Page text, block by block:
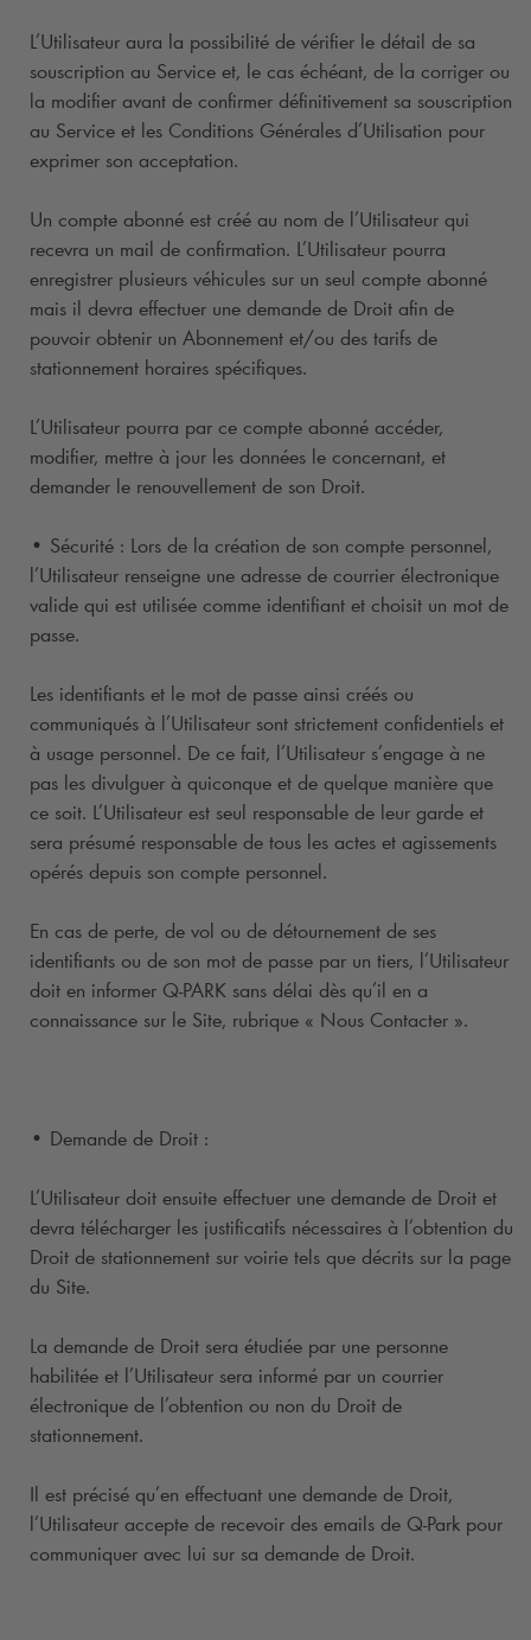
L’Utilisateur aura la possibilité de vérifier le détail de sa
souscription au Service et, le cas échéant, de la corriger ou
la modifier avant de confirmer définitivement sa souscription
au Service et les Conditions Générales d’Utilisation pour
exprimer son acceptation.
Un compte abonné est créé au nom de l’Utilisateur qui
recevra un mail de confirmation. L’Utilisateur pourra
enregistrer plusieurs véhicules sur un seul compte abonné
mais il devra effectuer une demande de Droit afin de
pouvoir obtenir un Abonnement et/ou des tarifs de
stationnement horaires spécifiques.
L’Utilisateur pourra par ce compte abonné accéder,
modifier, mettre à jour les données le concernant, et
demander le renouvellement de son Droit.
• Sécurité : Lors de la création de son compte personnel,
l’Utilisateur renseigne une adresse de courrier électronique
valide qui est utilisée comme identifiant et choisit un mot de
passe.
Les identifiants et le mot de passe ainsi créés ou
communiqués à l’Utilisateur sont strictement confidentiels et
à usage personnel. De ce fait, l’Utilisateur s’engage à ne
pas les divulguer à quiconque et de quelque manière que
ce soit. L’Utilisateur est seul responsable de leur garde et
sera présumé responsable de tous les actes et agissements
opérés depuis son compte personnel.
En cas de perte, de vol ou de détournement de ses
identifiants ou de son mot de passe par un tiers, l’Utilisateur
doit en informer Q-PARK sans délai dès qu’il en a
connaissance sur le Site, rubrique « Nous Contacter ».
• Demande de Droit :
L’Utilisateur doit ensuite effectuer une demande de Droit et
devra télécharger les justificatifs nécessaires à l’obtention du
Droit de stationnement sur voirie tels que décrits sur la page
du Site.
La demande de Droit sera étudiée par une personne
habilitée et l’Utilisateur sera informé par un courrier
électronique de l’obtention ou non du Droit de
stationnement.
Il est précisé qu’en effectuant une demande de Droit,
l’Utilisateur accepte de recevoir des emails de Q-Park pour
communiquer avec lui sur sa demande de Droit.